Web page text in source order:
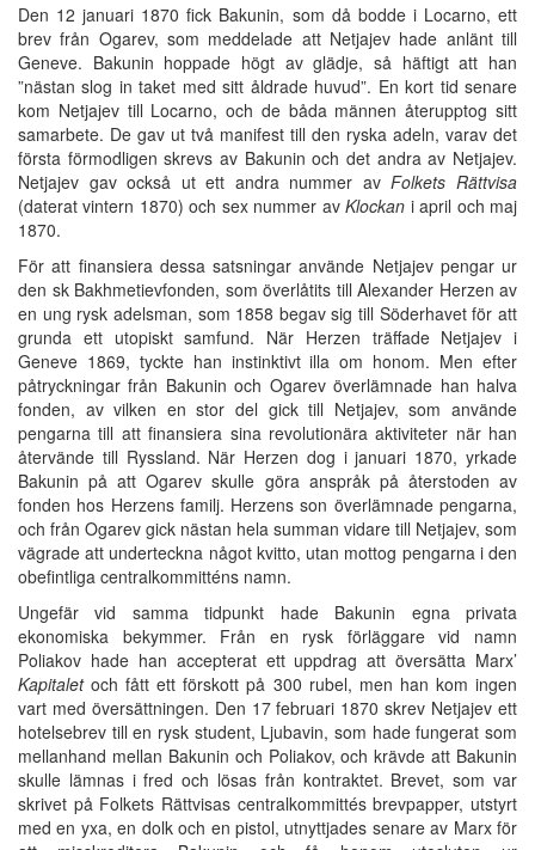
Den 12 januari 1870 fick Bakunin, som då bodde i Locarno, ett
brev från Ogarev, som meddelade att Netjajev hade anlänt till
Geneve. Bakunin hoppade högt av glädje, så häftigt att han
”nästan slog in taket med sitt åldrade huvud”. En kort tid senare
kom Netjajev till Locarno, och de båda männen återupptog sitt
samarbete. De gav ut två manifest till den ryska adeln, varav det
första förmodligen skrevs av Bakunin och det andra av Netjajev.
Netjajev gav också ut ett andra nummer avFolkets Rättvisa
(daterat vintern 1870) och sex nummer avKlockan i april och maj
1870.
För att finansiera dessa satsningar använde Netjajev pengar ur
den sk Bakhmetievfonden, som överlåtits till Alexander Herzen av
en ung rysk adelsman, som 1858 begav sig till Söderhavet för att
grunda ett utopiskt samfund. När Herzen träffade Netjajev i
Geneve 1869, tyckte han instinktivt illa om honom. Men efter
påtryckningar från Bakunin och Ogarev överlämnade han halva
fonden, av vilken en stor del gick till Netjajev, som använde
pengarna till att finansiera sina revolutionära aktiviteter när han
återvände till Ryssland. När Herzen dog i januari 1870, yrkade
Bakunin på att Ogarev skulle göra anspråk på återstoden av
fonden hos Herzens familj. Herzens son överlämnade pengarna,
och från Ogarev gick nästan hela summan vidare till Netjajev, som
vägrade att underteckna något kvitto, utan mottog pengarna i den
obefintliga centralkommitténs namn.
Ungefär vid samma tidpunkt hade Bakunin egna privata
ekonomiska bekymmer. Från en rysk förläggare vid namn
Poliakov hade han accepterat ett uppdrag att översätta Marx’
Kapitaletoch fått ett förskott på 300 rubel, men han kom ingen
vart med översättningen. Den 17 februari 1870 skrev Netjajev ett
hotelsebrev till en rysk student, Ljubavin, som hade fungerat som
mellanhand mellan Bakunin och Poliakov, och krävde att Bakunin
skulle lämnas i fred och lösas från kontraktet. Brevet, som var
skrivet på Folkets Rättvisas centralkommittés brevpapper, utstyrt
med en yxa, en dolk och en pistol, utnyttjades senare av Marx för